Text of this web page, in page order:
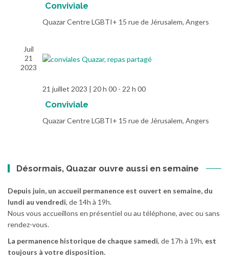
Conviviale
Quazar Centre LGBTI+ 15 rue de Jérusalem, Angers
Juil
21
2023
21 juillet 2023 | 20 h 00 - 22 h 00
Conviviale
Quazar Centre LGBTI+ 15 rue de Jérusalem, Angers
Désormais, Quazar ouvre aussi en semaine
Depuis juin, un accueil permanence est ouvert en semaine, du
lundi au vendredi, de 14h à 19h.
Nous vous accueillons en présentiel ou au téléphone, avec ou sans
rendez-vous.
La permanence historique de chaque samedi, de 17h à 19h, est
toujours à votre disposition.